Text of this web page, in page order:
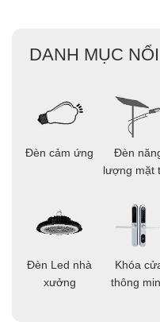
DANH MỤC
Đèn cảm ứng
Đèn Led nhà
xưởng
Đèn
lượng mặt
Khóa
thông